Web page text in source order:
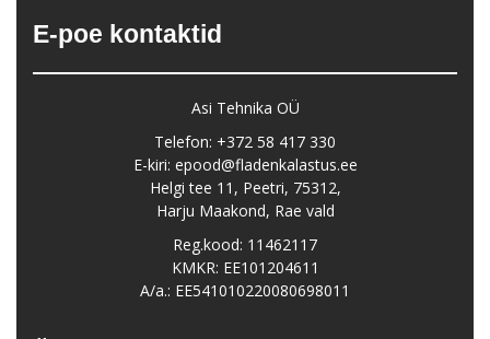
E-poe kontaktid
Asi Tehnika OÜ
Telefon: +372 58 417 330
E-kiri: epood@fladenkalastus.ee
Helgi tee 11, Peetri, 75312,
Harju Maakond, Rae vald
Reg.kood: 11462117
KMKR: EE101204611
A/a.: EE541010220080698011